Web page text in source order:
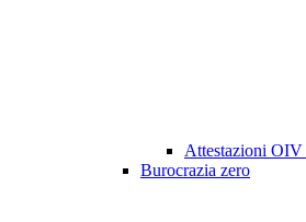
Attestazioni OIV
Burocrazia zero